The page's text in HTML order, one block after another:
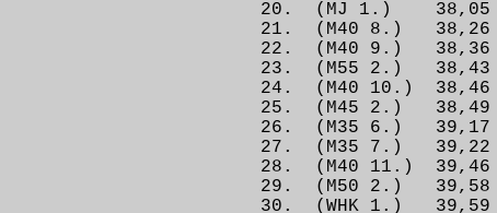
20. (MJ 1.) 38,05
21. (M40 8.)
22. (M40 9.)
23. (M55 2.)
24. (M40 10.)
25. (M45 2.)
26. (M35 6.)
27. (M35 7.)
28. (M40 11.)
29. (M50 2.)
30. (WHK 1.)